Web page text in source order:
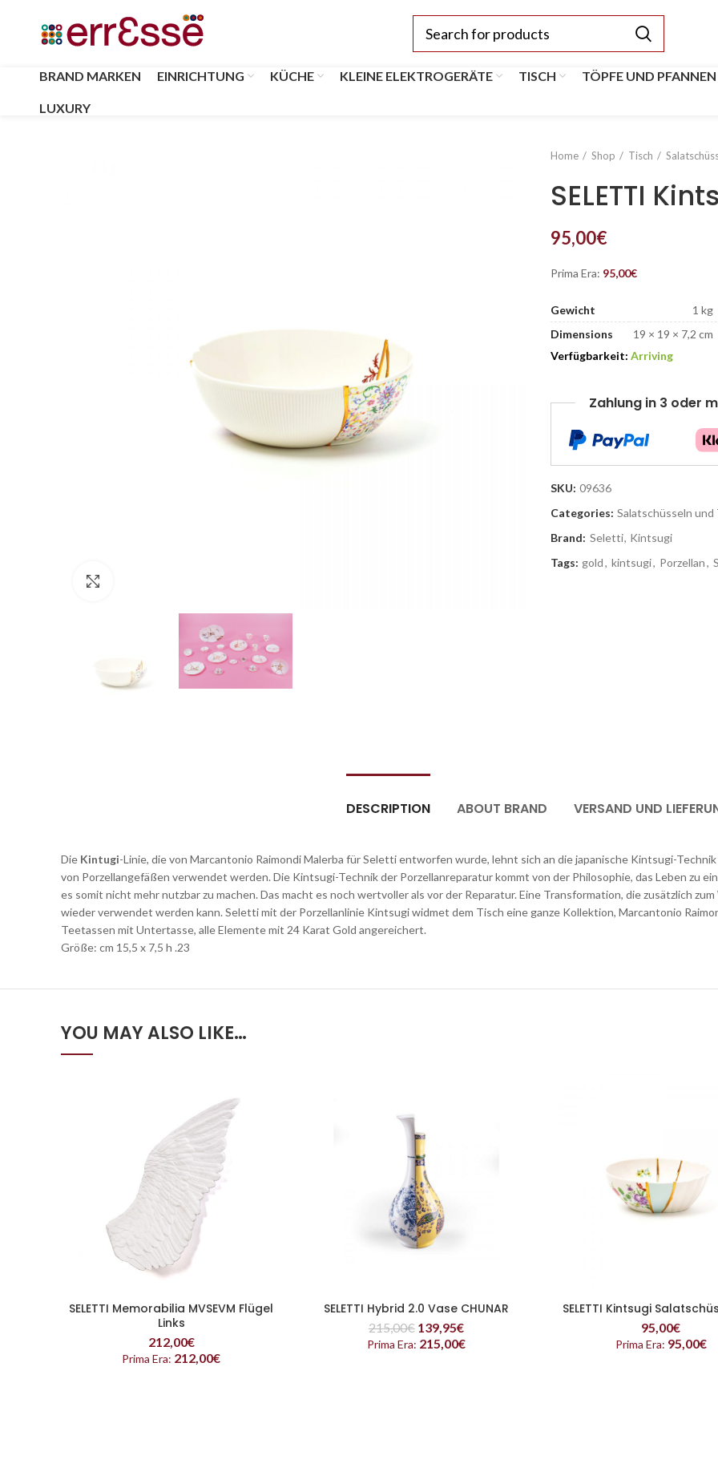
BRAND MARKEN EINRICHTUNG KÜCHE KLEINE ELEKTROGERÄTE TISCH TÖPFE UND PFANNEN
LUXURY
Home Shop Tisch
SELETTI
95,00€
Prima Era: 95,00€
Gewicht
1 kg
Dimensions
19 × 19 × 7,2 cm
Verfügbarkeit: Arriving
Zahlung in 3 oder
SKU: 09636
Categories: Salatschüsseln und
Brand: Seletti, Kintsugi
Tags: gold, kintsugi, Porzellan,
DESCRIPTION ABOUT BRAND VERSAND UND
Die Kintugi-Linie, die von Marcantonio Raimondi Malerba für Seletti entworfen wurde, lehnt sich an die japanische Kintsugi-
von Porzellangefäßen verwendet werden. Die Kintsugi-Technik der Porzellanreparatur kommt von der Philosophie, das Leben zu
es somit nicht mehr nutzbar zu machen. Das macht es noch wertvoller als vor der Reparatur. Eine Transformation, die zusätzlich
wieder verwendet werden kann. Seletti mit der Porzellanlinie Kintsugi widmet dem Tisch eine ganze Kollektion, Marcantonio
Teetassen mit Untertasse, alle Elemente mit 24 Karat Gold angereichert.
Größe: cm 15,5 x 7,5 h .23
YOU MAY ALSO LIKE…
READ MORE
SELETTI Memorabilia MVSEVM Flügel
Links
212,00€
Prima Era: 212,00€
READ MORE
SELETTI Hybrid 2.0 Vase CHUNAR
215,00€ 139,95€
Prima Era: 215,00€
READ MORE
SELETTI Kintsugi
95,00€
Prima Era: 95,00€